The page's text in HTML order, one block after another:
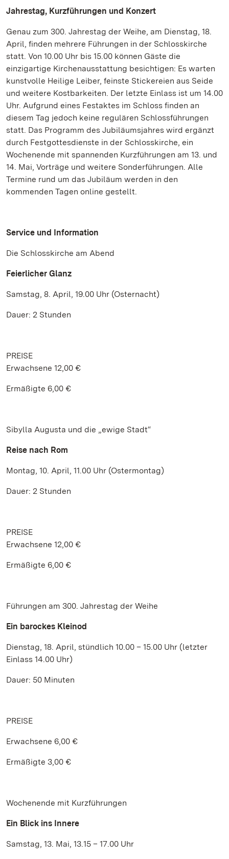
Jahrestag, Kurzführungen und Konzert
Genau zum 300. Jahrestag der Weihe, am Dienstag, 18.
April, finden mehrere Führungen in der Schlosskirche
statt. Von 10.00 Uhr bis 15.00 können Gäste die
einzigartige Kirchenausstattung besichtigen: Es warten
kunstvolle Heilige Leiber, feinste Stickereien aus Seide
und weitere Kostbarkeiten. Der letzte Einlass ist um 14.00
Uhr. Aufgrund eines Festaktes im Schloss finden an
diesem Tag jedoch keine regulären Schlossführungen
statt. Das Programm des Jubiläumsjahres wird ergänzt
durch Festgottesdienste in der Schlosskirche, ein
Wochenende mit spannenden Kurzführungen am 13. und
14. Mai, Vorträge und weitere Sonderführungen. Alle
Termine rund um das Jubiläum werden in den
kommenden Tagen online gestellt.
Service und Information
Die Schlosskirche am Abend
Feierlicher Glanz
Samstag, 8. April, 19.00 Uhr (Osternacht)
Dauer: 2 Stunden
PREISE
Erwachsene 12,00 €
Ermäßigte 6,00 €
Sibylla Augusta und die „ewige Stadt“
Reise nach Rom
Montag, 10. April, 11.00 Uhr (Ostermontag)
Dauer: 2 Stunden
PREISE
Erwachsene 12,00 €
Ermäßigte 6,00 €
Führungen am 300. Jahrestag der Weihe
Ein barockes Kleinod
Dienstag, 18. April, stündlich 10.00 – 15.00 Uhr (letzter
Einlass 14.00 Uhr)
Dauer: 50 Minuten
PREISE
Erwachsene 6,00 €
Ermäßigte 3,00 €
Wochenende mit Kurzführungen
Ein Blick ins Innere
Samstag, 13. Mai, 13.15 – 17.00 Uhr